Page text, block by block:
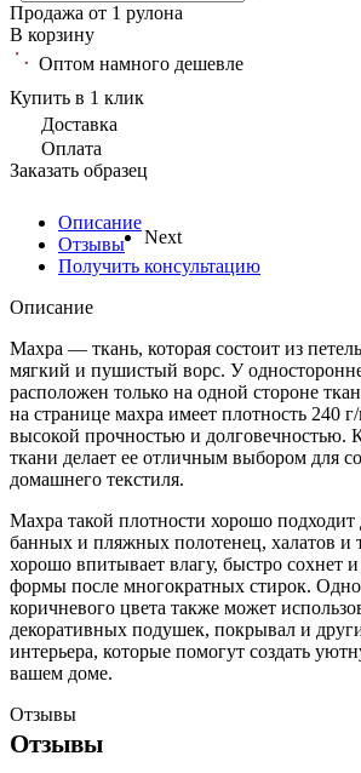
Next
Продажа от 1 рулона
В корзину
Оптом намного дешевле
Купить в 1 клик
Доставка
Оплата
Заказать образец
Описание
Отзывы
Получить консультацию
Описание
Махра — ткань, которая состоит из
мягкий и пушистый ворс. У
расположен только на одной стороне
на странице махра имеет плотность 240
высокой прочностью и долговечностью.
ткани делает ее отличным выбором для
домашнего текстиля.
Махра такой плотности хорошо подходит
банных и пляжных полотенец, халатов и
хорошо впитывает влагу, быстро сохнет и
формы после многократных стирок.
коричневого цвета также может
декоративных подушек, покрывал и
интерьера, которые помогут создать
вашем доме.
Отзывы
Отзывы